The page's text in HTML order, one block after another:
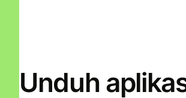
Unduh